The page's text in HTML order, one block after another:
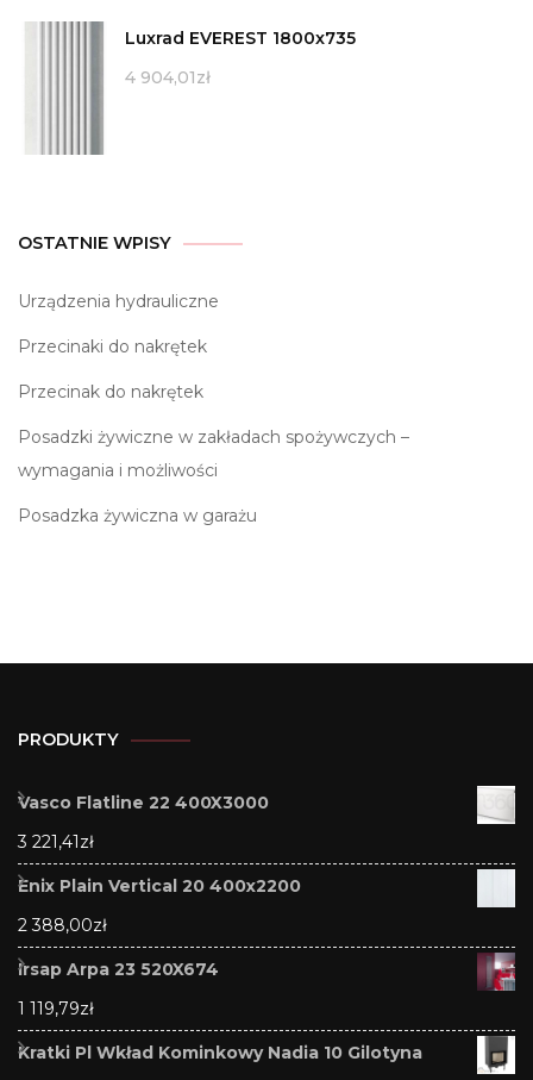
Luxrad EVEREST 1800x735
4 904,01zł
OSTATNIE WPISY
Urządzenia hydrauliczne
Przecinaki do nakrętek
Przecinak do nakrętek
Posadzki żywiczne w zakładach spożywczych –
wymagania i możliwości
Posadzka żywiczna w garażu
PRODUKTY
Vasco Flatline 22 400X3000
3 221,41 zł
Enix Plain Vertical 20 400x2200
2 388,00zł
Irsap Arpa 23 520X674
1 119,79zł
Kratki Pl Wkład Kominkowy Nadia 10 Gilotyna